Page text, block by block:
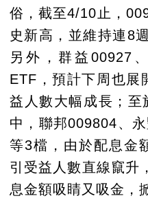
俗，截至4/10止，
史新高，並維持連8
另外，群益00927
ETF，預計下周也展
益人數大幅成長；
中，聯邦009804、
等3檔，由於配息金
引受益人數直線竄升
息金額吸睛又吸金，